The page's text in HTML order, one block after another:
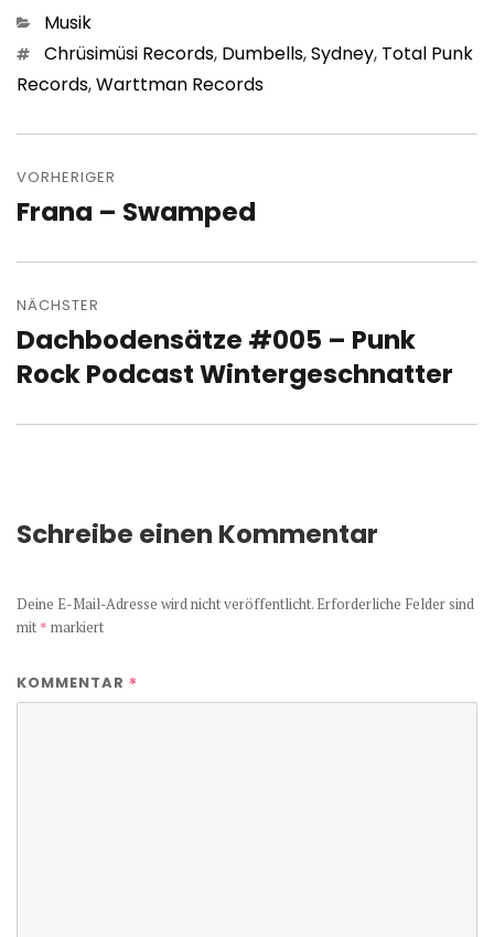
Kategorien
Musik
Schlagwörter
Chrüsimüsi Records, Dumbells,Sydney, Total Punk
Records,Warttman Records
VORHERIGER
Vorheriger
Frana – Swamped
NÄCHSTER
Nächster
Beitrag:
Dachbodensätze #005 – Punk
Rock Podcast Wintergeschnatter
Schreibe einen Kommentar
Deine E-Mail-Adresse wird nicht veröffentlicht. Erforderliche Felder sind
mit * markiert
KOMMENTAR *